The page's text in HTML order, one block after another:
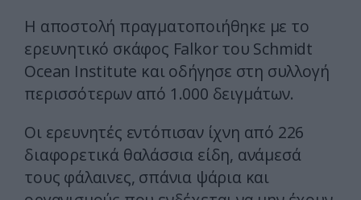
Η αποστολή πραγματοποιήθηκε με το
ερευνητικό σκάφος Falkor του Schmidt
Ocean Institute και οδήγησε στη συλλογή
περισσότερων από 1.000 δειγμάτων.
Οι ερευνητές εντόπισαν ίχνη από 226
διαφορετικά θαλάσσια είδη, ανάμεσά
τους φάλαινες, σπάνια ψάρια και